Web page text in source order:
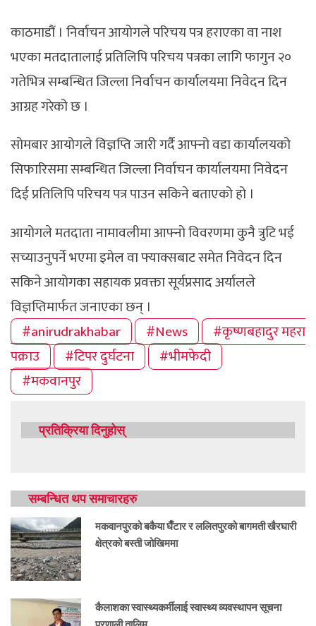
काठमाडौं । निर्वाचन आयोगले परिचय पत्र हराएका वा नाश
भएका मतदातालाई प्रतिलिपि परिचय पत्रका लागि फागुन २०
गतेभित्र सम्बन्धित जिल्ला निर्वाचन कार्यालयमा निवेदन दिन
आग्रह गरेको छ ।
सोमबार आयोगले विज्ञप्ति जारी गर्दै आफ्नो वडा कार्यालयको
सिफारिसमा सम्बन्धित जिल्ला निर्वाचन कार्यालयमा निवेदन
दिई प्रतिलिपि परिचय पत्र पाउन सकिने बताएको हो ।
आयोगले मतदाता नामावलीमा आफ्नो विवरणमा कुनै त्रुटि भई
सच्याउनुपर्ने भएमा इमेल वा फ्याक्सबाट समेत निवेदन दिन
सकिने आयोगका सहायक प्रवक्ता सूर्यप्रसाद अर्यालले
विज्ञप्तिमार्फत जनाएका छन् ।
#anirudrakhabar
#News
#कृष्णबहादुर महरा
पक्राउ
#टिपर दुर्घटना
#भीमफेदी
#मकवानपुर
प्रतिक्रिया दिनुहोस्
सम्बन्धित थप समाचारहरु
मकवानपुरको बकैया घैँटार र ललितपुरको बागमती खैरघारी
क्षेत्रको बस्ती जोखिममा
कैलाशका स्वास्थ्यकर्मीलाई स्वास्थ्य व्यवस्थापन सूचना